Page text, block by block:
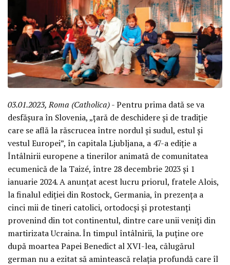
03.01.2023, Roma (Catholica)- Pentru prima dată se va
desfășura în Slovenia, „țară de deschidere și de tradiție
care se află la răscrucea între nordul și sudul, estul și
vestul Europei”, în capitala Ljubljana, a 47-a ediție a
Întâlnirii europene a tinerilor animată de comunitatea
ecumenică de la Taizé, între 28 decembrie 2023 și 1
ianuarie 2024. A anunțat acest lucru priorul, fratele Alois,
la finalul ediției din Rostock, Germania, în prezența a
cinci mii de tineri catolici, ortodocși și protestanți
provenind din tot continentul, dintre care unii veniți din
martirizata Ucraina. În timpul întâlnirii, la puține ore
după moartea Papei Benedict al XVI-lea, călugărul
german nu a ezitat să amintească relația profundă care îl